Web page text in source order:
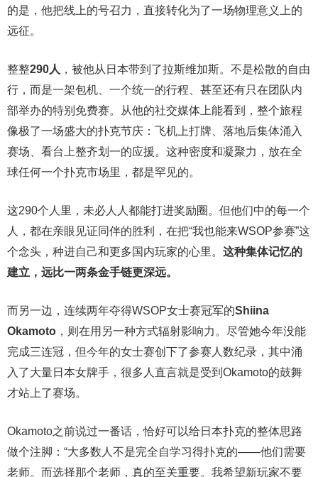
的是，他把线上的号召力，直接转化为了一场物理意义上的
远征。
整整290人 ，被他从日本带到了拉斯维加斯。不是松散的自由
行，而是一架包机、一个统一的行程、甚至还有只在团队内
部举办的特别免费赛。从他的社交媒体上能看到，整个旅程
像极了一场盛大的扑克节庆：飞机上打牌、落地后集体涌入
赛场、看台上整齐划一的应援。这种密度和凝聚力，放在全
球任何一个扑克市场里，都是罕见的。
这290个人里，未必人人都能打进奖励圈。但他们中的每一个
人，都在亲眼见证同伴的胜利，在把“我也能来WSOP参赛”这
个念头，种进自己和更多国内玩家的心里。 这种集体记忆的
建立，远比一两条金手链更深远。
而另一边，连续两年夺得WSOP女士赛冠军的Shiina
Okamoto ，则在用另一种方式辐射影响力。尽管她今年没能
完成三连冠，但今年的女士赛创下了参赛人数纪录，其中涌
入了大量日本女牌手，很多人直言就是受到Okamoto的鼓舞
才站上了赛场。
Okamoto之前说过一番话，恰好可以给日本扑克的整体思路
做个注脚：“大多数人不是完全自学习得扑克的——他们需要
老师。而选择那个老师，真的至关重要。我希望新玩家不要